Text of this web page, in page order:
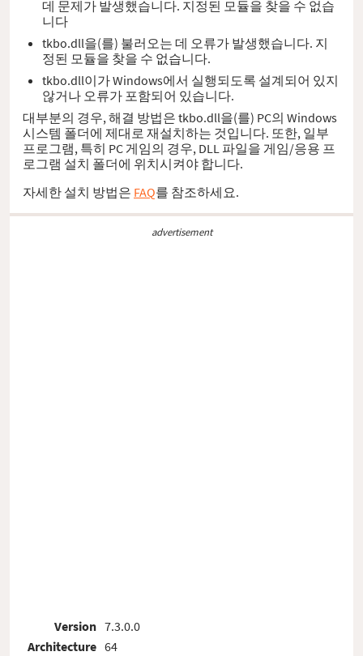
데 문제가 발생했습니다. 지정된 모듈을 찾을 수 없습
니다
tkbo.dll을(를) 불러오는 데 오류가 발생했습니다. 지
정된 모듈을 찾을 수 없습니다.
tkbo.dll이가 Windows에서 실행되도록 설계되어 있지
않거나 오류가 포함되어 있습니다.
대부분의 경우, 해결 방법은 tkbo.dll을(를) PC의 Windows
시스템 폴더에 제대로 재설치하는 것입니다. 또한, 일부
프로그램, 특히 PC 게임의 경우, DLL 파일을 게임/응용 프
로그램 설치 폴더에 위치시켜야 합니다.
자세한 설치 방법은 FAQ를 참조하세요.
advertisement
Version
Architecture
7.3.0.0
64